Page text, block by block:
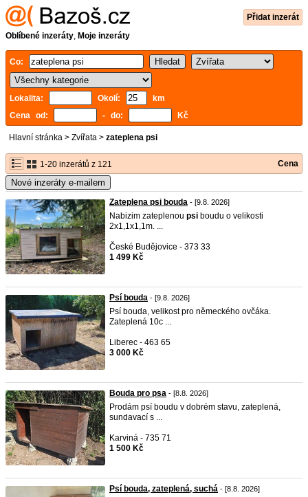
Přidat inzerát
Oblíbené inzeráty, Moje inzeráty
Co:
Lokalita: Okolí:
km
Cena od:
- do: Kč
Hlavní stránka > Zvířata > zateplena psi
1-20 inzerátů z 121 Cena
Nové inzeráty e-mailem
Zateplena psi bouda - [9.8. 2026]
Nabizim zateplenou psi boudu o velikosti
2x1,1x1,1m. ...
České Budějovice - 373 33
1 499 Kč
Psí bouda - [9.8. 2026]
Psí bouda, velikost pro německého ovčáka.
Zateplená 10c ...
Liberec - 463 65
3 000 Kč
Bouda pro psa - [8.8. 2026]
Prodám psí boudu v dobrém stavu, zateplená,
sundavací s ...
Karviná - 735 71
1 500 Kč
Psí bouda, zateplená, suchá - [8.8. 2026]